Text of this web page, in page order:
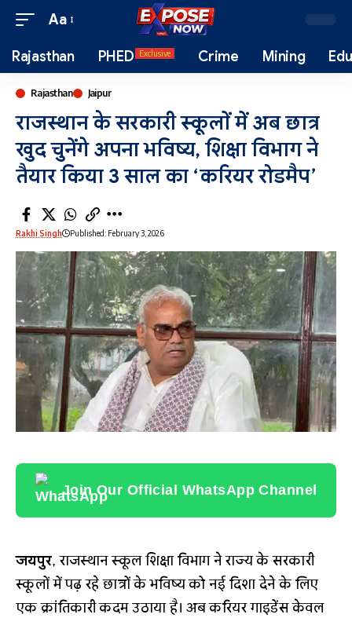
Aa
Rajasthan PHED Exclusive Crime Mining
Rajasthan Jaipur
राजस्थान के सरकारी स्कूलों में अब छात्र
खुद चुनेंगे अपना भविष्य, शिक्षा विभाग ने
तैयार किया 3 साल का ‘करियर रोडमैप’
Rakhi Singh Published: February 3, 2026
Join Our Official WhatsApp Channel
जयपुर, राजस्थान स्कूल शिक्षा विभाग ने राज्य के सरकारी
स्कूलों में पढ़ रहे छात्रों के भविष्य को नई दिशा देने के लिए
एक क्रांतिकारी कदम उठाया है। अब करियर गाइडेंस केवल